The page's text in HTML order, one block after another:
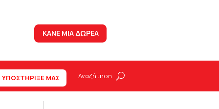
ΚΑΝΕ ΜΙΑ ΔΩΡΕΑ
ΥΠΟΣΤΗΡΙΞΕ ΜΑΣ